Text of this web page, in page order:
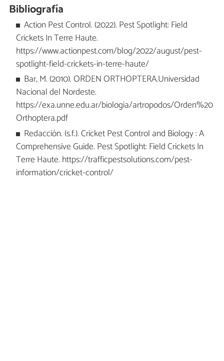
Bibliografía
Action Pest Control. (2022). Pest Spotlight: Field
Crickets In Terre Haute.
https://www.actionpest.com/blog/2022/august/pest-
spotlight-field-crickets-in-terre-haute/
Bar, M. (2010). ORDEN ORTHOPTERA.Universidad
Nacional del Nordeste.
https://exa.unne.edu.ar/biologia/artropodos/Orden%20
Orthoptera.pdf
Redacción. (s.f.). Cricket Pest Control and Biology : A
Comprehensive Guide. Pest Spotlight: Field Crickets In
Terre Haute. https://trafficpestsolutions.com/pest-
information/cricket-control/